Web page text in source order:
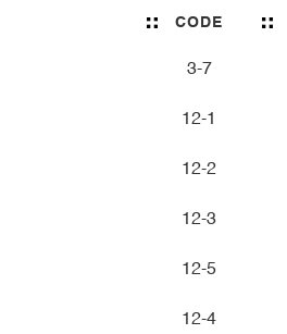
CODE
3-7
12-1
12-2
12-3
12-5
12-4